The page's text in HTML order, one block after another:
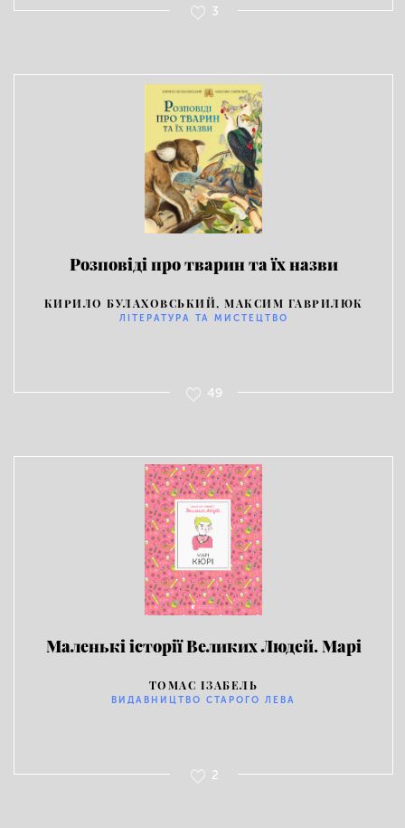
3
Розповіді про тварин та їх назви
КИРИЛО БУЛАХОВСЬКИЙ, МАКСИМ ГАВРИЛЮК
ЛІТЕРАТУРА ТА МИСТЕЦТВО
49
Маленькі історії Великих Людей. Марі
ТОМАС ІЗАБЕЛЬ
ВИДАВНИЦТВО СТАРОГО ЛЕВА
2